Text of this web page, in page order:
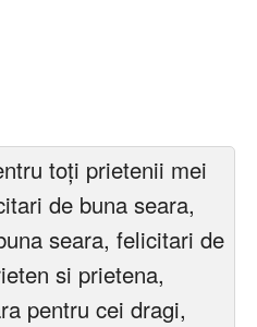
toți prietenii mei
de buna seara,
seara, felicitari de
si prietena,
pentru cei dragi,